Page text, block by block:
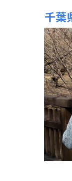
千葉